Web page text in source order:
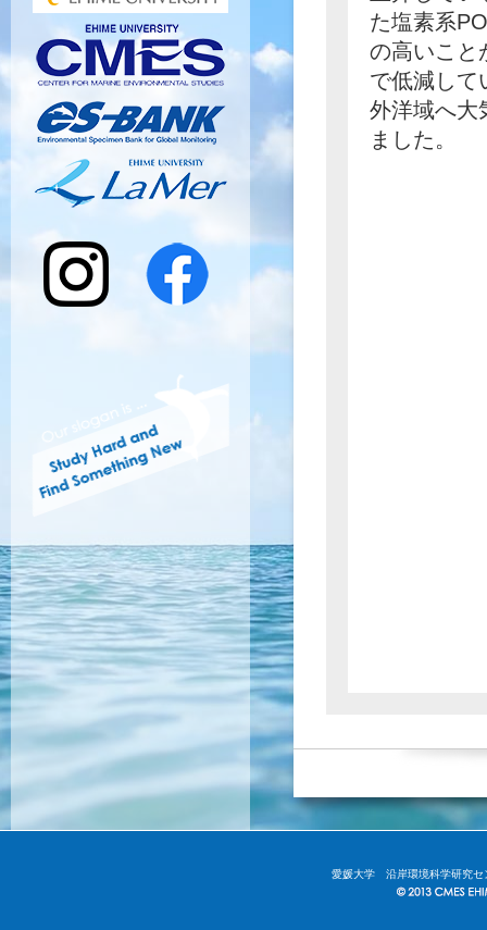
た塩素系
の高いこと
で低減して
外洋域へ大
ました。
愛媛大学 沿岸環境科学研究